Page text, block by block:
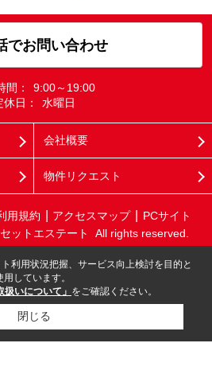
でお問い合わせ
間：
9:00～19:00
休日：
水曜日
会社概要
物件リクエスト
用規約 アクセスマップ
PCサイト
ットエステート All rights reserved.
利用状況把握、サービス向上検討を目的と
しています。
扱いについて」 をご確認ください。
閉じる